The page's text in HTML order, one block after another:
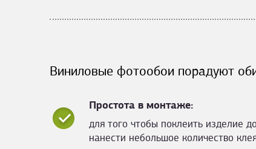
Виниловые фотообои порадуют
Простота в монтаже:
для того чтобы поклеить изделие
нанести небольшое количество